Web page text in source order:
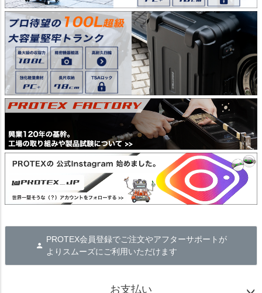
PROTEX会員登録でご注文やアフターサポートが
よりスムーズにご利用いただけます
お支払い